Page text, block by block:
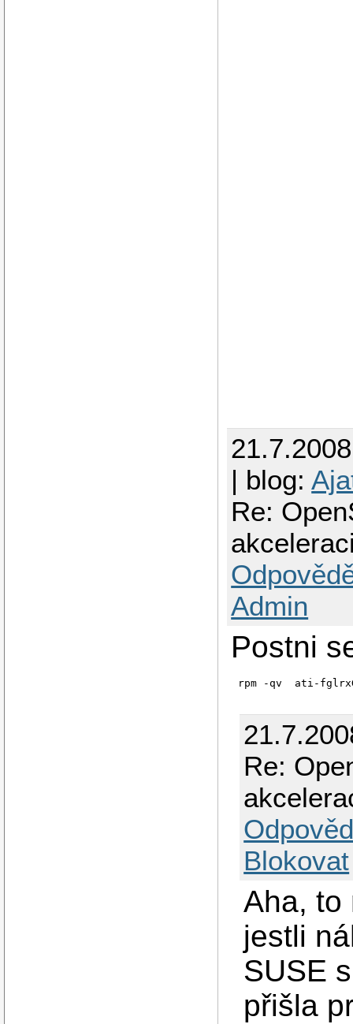
| blog:
Re:
Admin
Postni
Re:
Blokovat
Aha, to
jestli
SUSE
přišla